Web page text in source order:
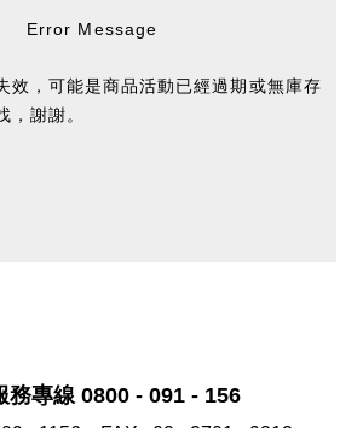
Error Message
效，可能是商品活動已經過期或無庫存
，謝謝。
務專線 0800 - 091 - 156